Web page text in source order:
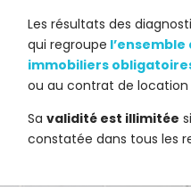
Les résultats des
qui regroupe
immobiliers
ou au contrat de location
Savalidité est illimitée
constatée dans tous les